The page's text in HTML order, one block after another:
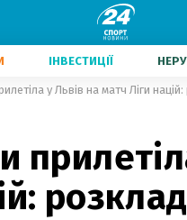
ІНВЕСТИЦІЇ
у Львів на матч Ліги